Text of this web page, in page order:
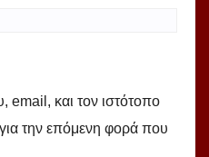
και τον ιστότοπο
την επόμενη φορά που